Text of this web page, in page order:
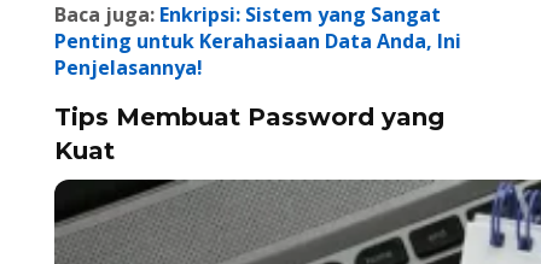
Baca juga: Enkripsi: Sistem yang Sangat
Penting untuk Kerahasiaan Data Anda, Ini
Penjelasannya!
Tips Membuat Password yang
Kuat